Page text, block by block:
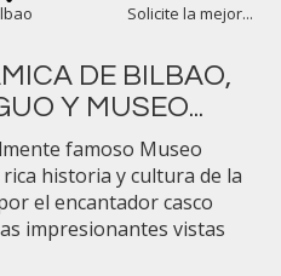
Solicite la mejor...
DE BILBAO,
Y MUSEO...
famoso Museo
historia y cultura de la
el encantador casco
impresionantes vistas